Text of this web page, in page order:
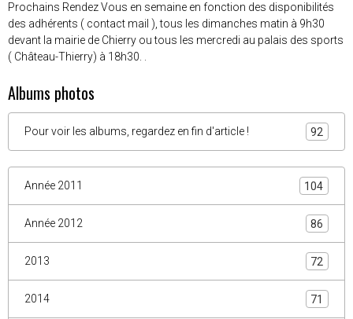
Prochains Rendez Vous en semaine en fonction des disponibilités
des adhérents ( contact mail ), tous les dimanches matin à 9h30
devant la mairie de Chierry ou tous les mercredi au palais des sports
( Château-Thierry) à 18h30. .
Albums photos
Pour voir les albums, regardez en fin d'article ! 92
Année 2011 104
Année 2012 86
2013 72
2014 71